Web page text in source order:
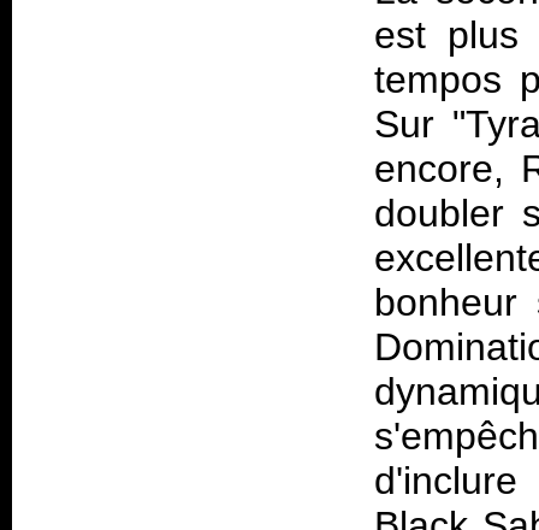
est plus
tempos
Sur
encore,
doubler